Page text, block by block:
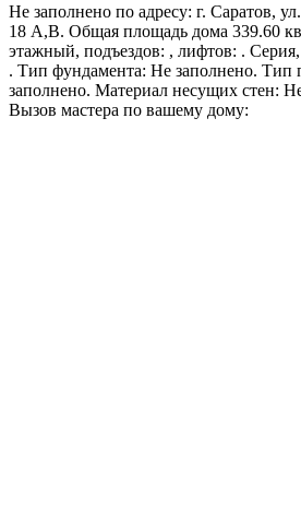
Не заполнено по адресу: г. Саратов,
18 А,В. Общая площадь дома 339.60
этажный, подъездов: , лифтов: .
. Тип фундамента: Не заполнено. Тип
заполнено. Материал несущих стен:
Вызов мастера по вашему дому: